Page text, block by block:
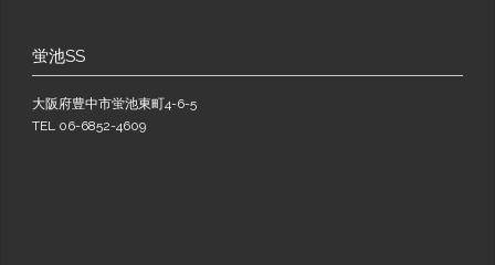
蛍池SS
大阪府豊中市蛍池東町4-6-5
TEL 06-6852-4609